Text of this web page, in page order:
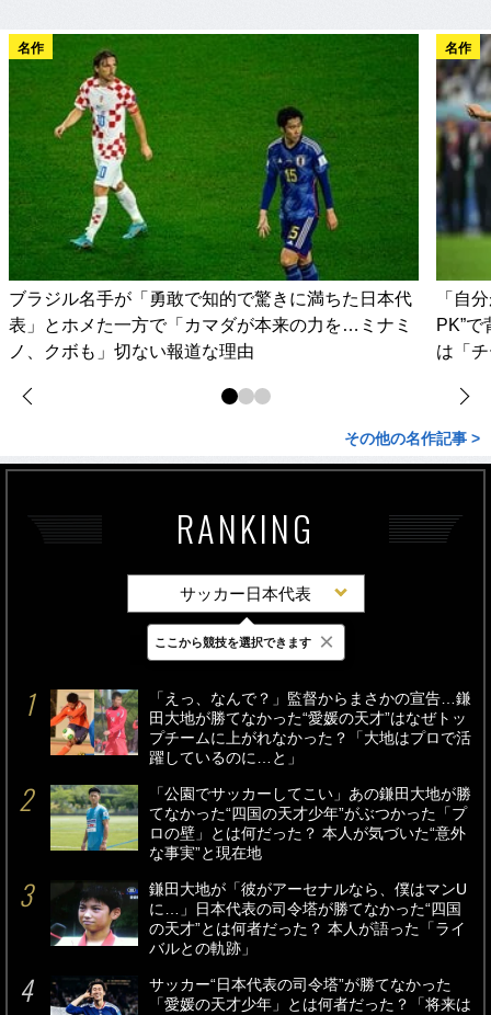
名作
ブラジル名手が「勇敢で知的で驚きに満ちた日本代
表」とホメた一方で「カマダが本来の力を…ミナミ
ノ、クボも」切ない報道な理由
名作
「自
PK”
は「
その他の名作記事 >
RANKING
サッカー日本代表
最新 24時間 週間
「えっ、なんで？」監督からまさかの宣告…鎌
田大地が勝てなかった“愛媛の天才”はなぜトッ
プチームに上がれなかった？「大地はプロで活
躍しているのに…と」
「公園でサッカーしてこい」あの鎌田大地が勝
てなかった“四国の天才少年”がぶつかった「プ
ロの壁」とは何だった？ 本人が気づいた“意外
な事実”と現在地
鎌田大地が「彼がアーセナルなら、僕はマンU
に…」日本代表の司令塔が勝てなかった“四国
の天才”とは何者だった？ 本人が語った「ライ
バルとの軌跡」
サッカー“日本代表の司令塔”が勝てなかった
「愛媛の天才少年」とは何者だった？「将来は
ここから競技を選択できます ×